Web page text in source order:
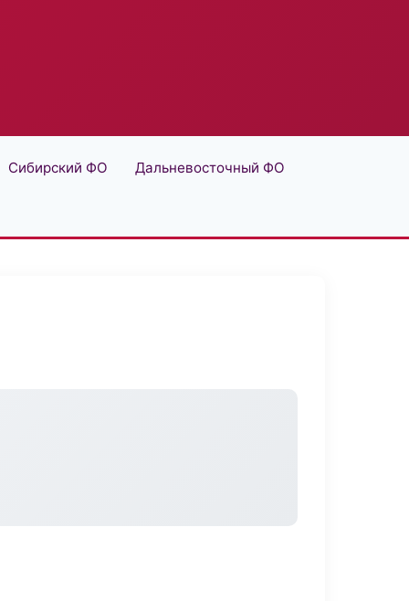
Сибирский ФО Дальневосточный ФО